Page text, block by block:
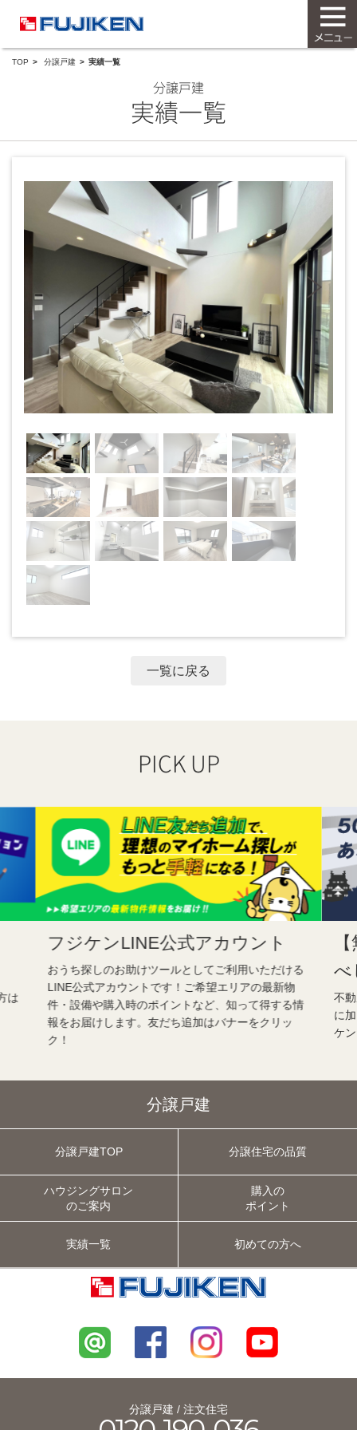
TOP 分譲戸建 実績一覧
分譲戸建
実績一覧
一覧に戻る
PICK UP
は
フジケンLINE公式アカウント
おうち探しのお助けツールとしてご利用いただける
LINE公式アカウントです！ご希望エリアの最新物
件・設備や購入時のポイントなど、知って得する情
報をお届けします。友だち追加はバナーをクリッ
ク！
べ
不
に
ケ
分譲戸建
分譲戸建TOP 分譲住宅の品質
ハウジングサロン
のご案内
購入の
ポイント
実績一覧 初めての方へ
分譲戸建 / 注文住宅